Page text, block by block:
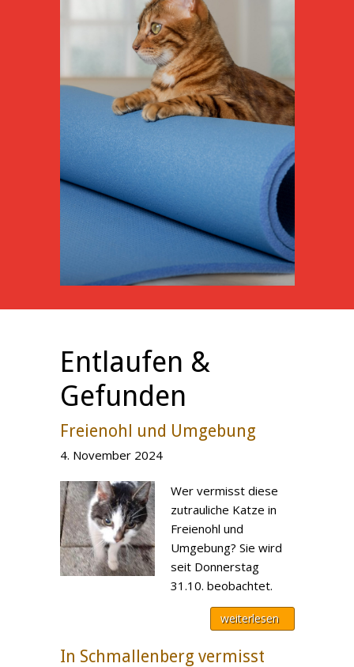
Entlaufen &
Gefunden
Freienohl und Umgebung
4. November 2024
Wer vermisst diese
zutrauliche Katze in
Freienohl und
Umgebung? Sie wird
seit Donnerstag
31.10. beobachtet.
weiterlesen
In Schmallenberg vermisst